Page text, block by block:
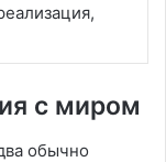
с миром
обычно